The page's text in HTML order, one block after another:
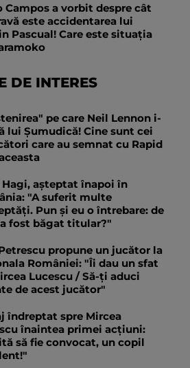
Campos a vorbit despre cât
este accidentarea lui
Pascual! Care este situația
DE INTERES
pe care Neil Lennon i-
lui Șumudică! Cine sunt cei
care au semnat cu Rapid
Hagi, așteptat înapoi în
"A suferit multe
Pun și eu o întrebare: de
fost băgat titular?"
propune un jucător la
României: "Îi dau un sfat
Lucescu / Să-ți aduci
de acest jucător"
îndreptat spre Mircea
înaintea primei acțiuni:
să fie convocat, un copil